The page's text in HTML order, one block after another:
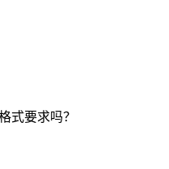
式要求吗？